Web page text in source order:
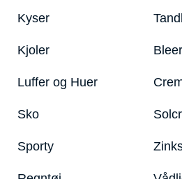
Kyser
Kjoler
Luffer og Huer
Sko
Sporty
Bleer